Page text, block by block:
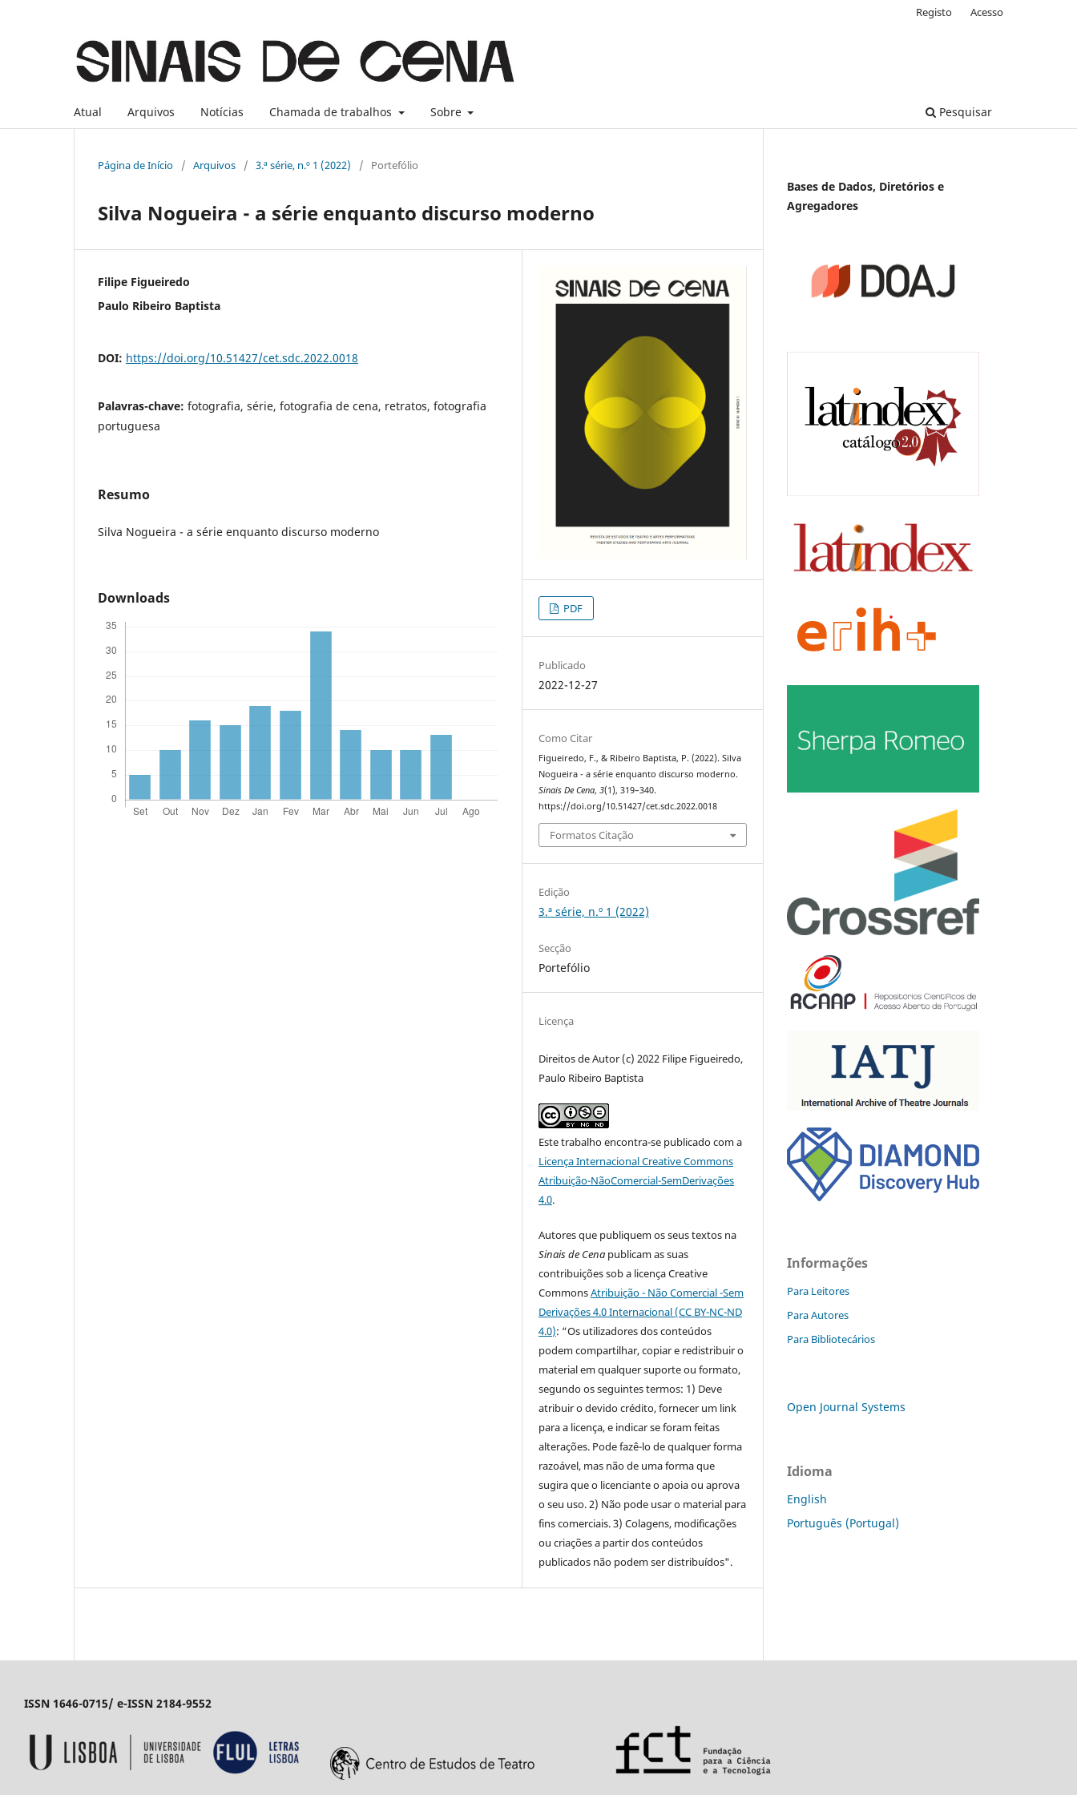
Atual Arquivos Notícias Chamada de trabalhos Sobre Pesquisar
Registo Acesso
Página de Início / Arquivos / 3.ª série, n.º 1 (2022) / Portefólio
Silva Nogueira - a série enquanto discurso moderno
Filipe Figueiredo
Paulo Ribeiro Baptista
DOI: https://doi.org/10.51427/cet.sdc.2022.0018
Palavras-chave: fotografia, série, fotografia de cena, retratos, fotografia
portuguesa
Resumo
Silva Nogueira - a série enquanto discurso moderno
Downloads
PDF
Publicado
2022-12-27
Como Citar
Figueiredo, F., & Ribeiro Baptista, P. (2022). Silva
Nogueira - a série enquanto discurso moderno.
Sinais De Cena,3(1), 319–340.
https://doi.org/10.51427/cet.sdc.2022.0018
Formatos Citação
Edição
3.ª série, n.º 1 (2022)
Secção
Portefólio
Licença
Direitos de Autor (c) 2022 Filipe Figueiredo,
Paulo Ribeiro Baptista
Este trabalho encontra-se publicado com a
Licença Internacional Creative Commons
Atribuição-NãoComercial-SemDerivações
4.0.
Autores que publiquem os seus textos na
Sinais de Cena publicam as suas
contribuições sob a licença Creative
CommonsAtribuição - Não Comercial -Sem
Derivações 4.0 Internacional (CC BY-NC-ND
4.0): “Os utilizadores dos conteúdos
podem compartilhar, copiar e redistribuir o
material em qualquer suporte ou formato,
segundo os seguintes termos: 1) Deve
atribuir o devido crédito, fornecer um link
para a licença, e indicar se foram feitas
alterações. Pode fazê-lo de qualquer forma
razoável, mas não de uma forma que
sugira que o licenciante o apoia ou aprova
o seu uso. 2) Não pode usar o material para
fins comerciais. 3) Colagens, modificações
ou criações a partir dos conteúdos
publicados não podem ser distribuídos".
Bases de Dados, Diretórios e
Agregadores
Informações
Para Leitores
Para Autores
Para Bibliotecários
Open Journal Systems
Idioma
English
Português (Portugal)
ISSN 1646-0715/ e-ISSN 2184-9552